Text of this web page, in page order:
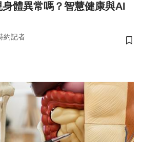
體異常嗎？智慧健康與AI
約記者
儲